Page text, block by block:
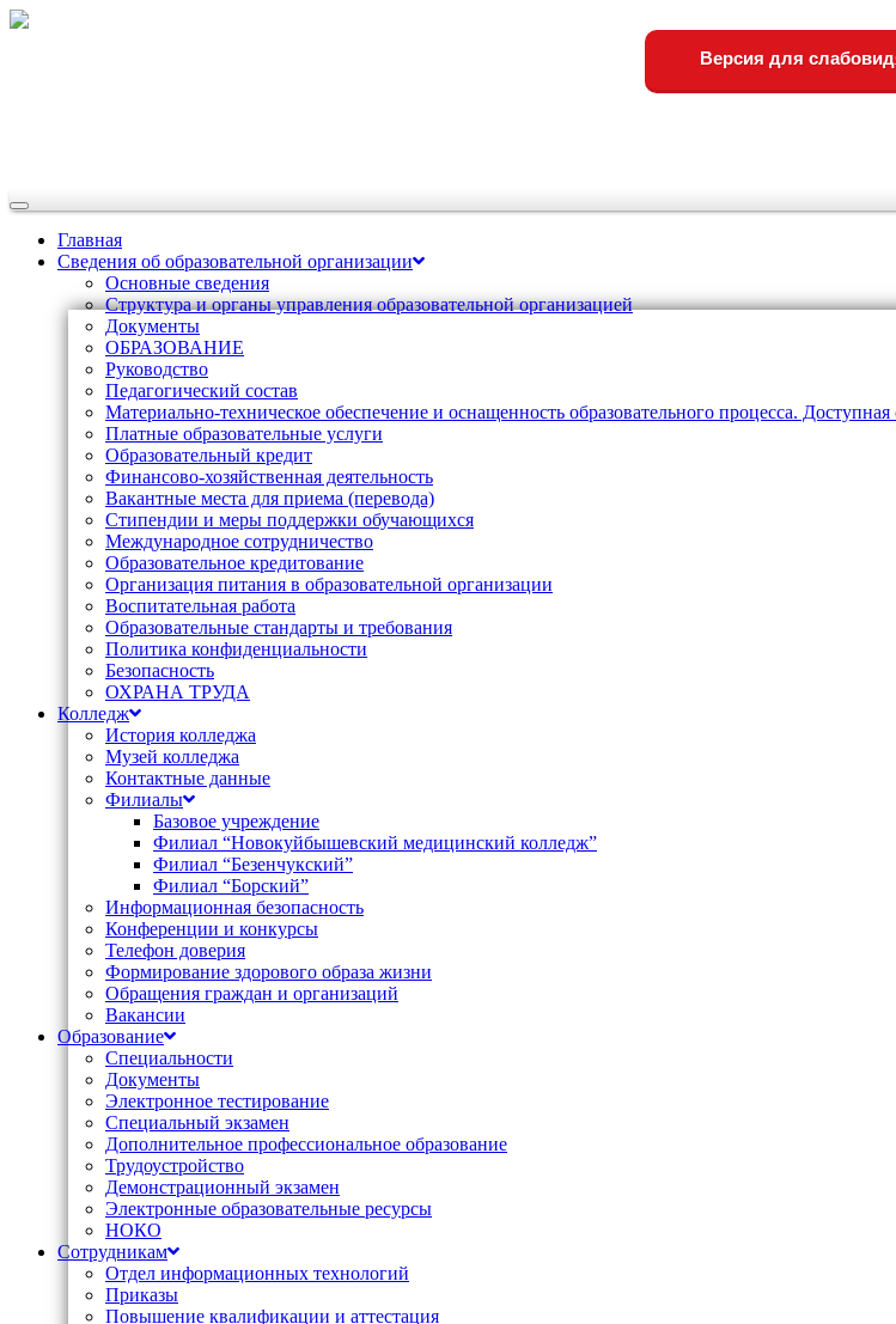
Версия для
Переключить
навигацииГлавная
Сведения об образовательной организации
Основные сведения
Структура и органы управления образовательной организацией
Документы
ОБРАЗОВАНИЕ
Руководство
Педагогический состав
Материально-техническое обеспечение и оснащенность образовательного процесса. Доступная
Платные образовательные услуги
Образовательный кредит
Финансово-хозяйственная деятельность
Вакантные места для приема (перевода)
Стипендии и меры поддержки обучающихся
Международное сотрудничество
Образовательное кредитование
Организация питания в образовательной организации
Воспитательная работа
Образовательные стандарты и требования
Политика конфиденциальности
Безопасность
ОХРАНА ТРУДА
Колледж
История колледжа
Музей колледжа
Контактные данные
Филиалы
Базовое учреждение
Филиал “Новокуйбышевский медицинский колледж”
Филиал “Безенчукский”
Филиал “Борский”
Информационная безопасность
Конференции и конкурсы
Телефон доверия
Формирование здорового образа жизни
Обращения граждан и организаций
Вакансии
Образование
Специальности
Документы
Электронное тестирование
Специальный экзамен
Дополнительное профессиональное образование
Трудоустройство
Демонстрационный экзамен
Электронные образовательные ресурсы
НОКО
Сотрудникам
Отдел информационных технологий
Приказы
Повышение квалификации и аттестация